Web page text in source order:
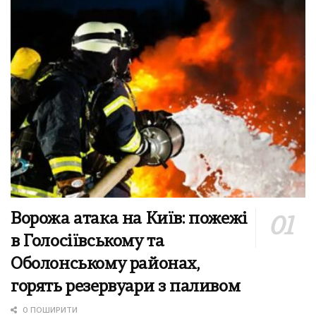
Ворожа атака на Київ: пожежі
в Голосіївському та
Оболонському районах,
горять резервуари з паливом
0 ПОШИРИТИ